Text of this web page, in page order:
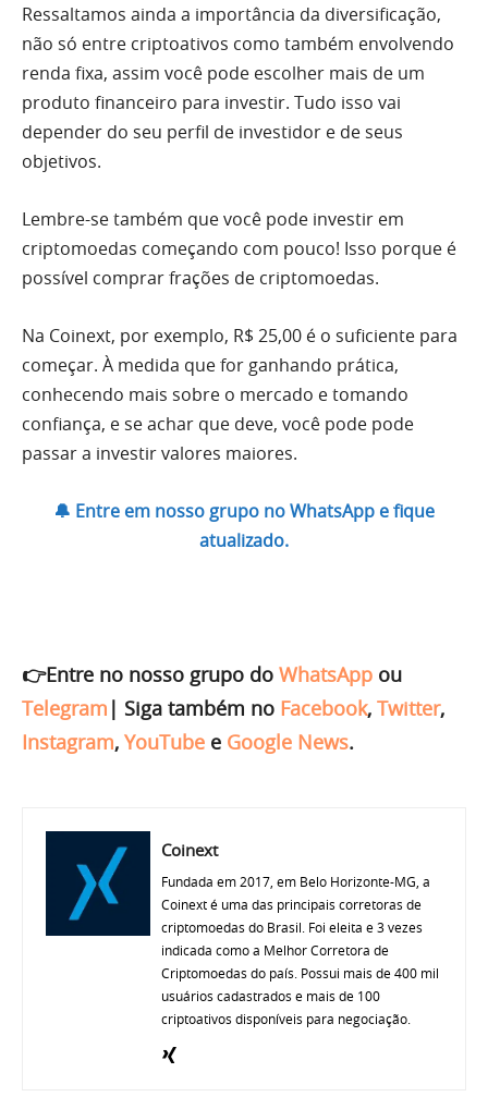
Ressaltamos ainda a importância da diversificação,
não só entre criptoativos como também envolvendo
renda fixa, assim você pode escolher mais de um
produto financeiro para investir. Tudo isso vai
depender do seu perfil de investidor e de seus
objetivos.
Lembre-se também que você pode investir em
criptomoedas começando com pouco! Isso porque é
possível comprar frações de criptomoedas.
Na Coinext, por exemplo, R$ 25,00 é o suficiente para
começar. À medida que for ganhando prática,
conhecendo mais sobre o mercado e tomando
confiança, e se achar que deve, você pode pode
passar a investir valores maiores.
🔔 Entre em nosso grupo no WhatsApp e fique
atualizado.
👉Entre no nosso grupo do WhatsApp ou
Telegram | Siga também no Facebook, Twitter,
Instagram, YouTube e Google News.
Coinext
Fundada em 2017, em Belo Horizonte-MG, a
Coinext é uma das principais corretoras de
criptomoedas do Brasil. Foi eleita e 3 vezes
indicada como a Melhor Corretora de
Criptomoedas do país. Possui mais de 400 mil
usuários cadastrados e mais de 100
criptoativos disponíveis para negociação.